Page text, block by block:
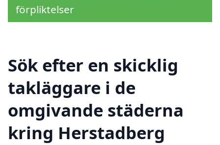
förpliktelser
Sök efter en skicklig
takläggare i de
omgivande städerna
kring Herstadberg